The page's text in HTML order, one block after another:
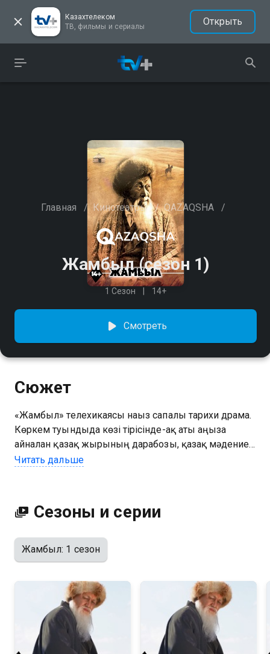
Казахтелеком
ТВ, фильмы и сериалы
Открыть
Главная / Кинотеатры / QAZAQSHA /
Жамбыл (сезон 1)
1 Сезон 14+
Смотреть
Сюжет
«Жамбыл» телехикаясы нағыз сапалы тарихи драма.
Көркем туындыда көзі тірісінде-ақ аты аңызға
айналған қазақ жырының дарабозы, қазақ мәдениеті
мен әдебиетіне өлшеусіз мұра, сарқылмас қазына
можете совершенно бесплатно в хорошем HD
качестве на Казахтелеком
Читать дальше
Сезоны и серии
Жамбыл: 1 сезон